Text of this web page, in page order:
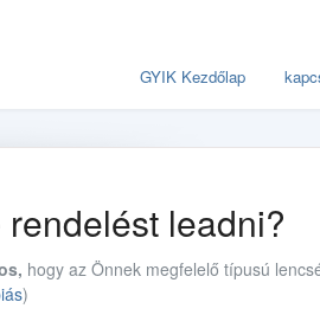
GYIK Kezdőlap
leadni?
hogy az Önnek megfelelő típusú
)